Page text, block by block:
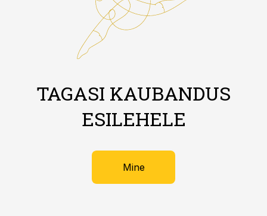
TAGASI KAUBANDUS
ESILEHELE
Mine